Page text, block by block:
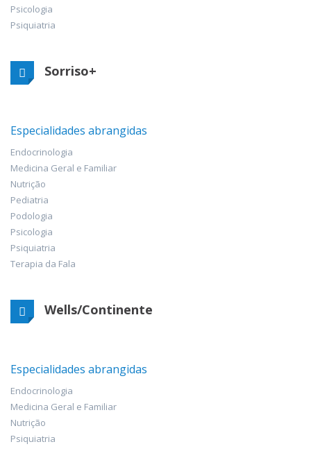
Psicologia
Psiquiatria
Sorriso+
Especialidades abrangidas
Endocrinologia
Medicina Geral e Familiar
Nutrição
Pediatria
Podologia
Psicologia
Psiquiatria
Terapia da Fala
Wells/Continente
Especialidades abrangidas
Endocrinologia
Medicina Geral e Familiar
Nutrição
Psiquiatria